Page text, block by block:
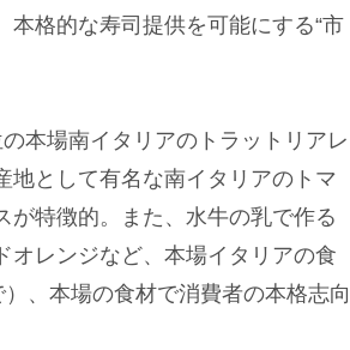
格的な寿司提供を可能にする“市
本場南イタリアのトラットリアレ
地として有名な南イタリアのトマ
が特徴的。また、水牛の乳で作る
オレンジなど、本場イタリアの食
、本場の食材で消費者の本格志向